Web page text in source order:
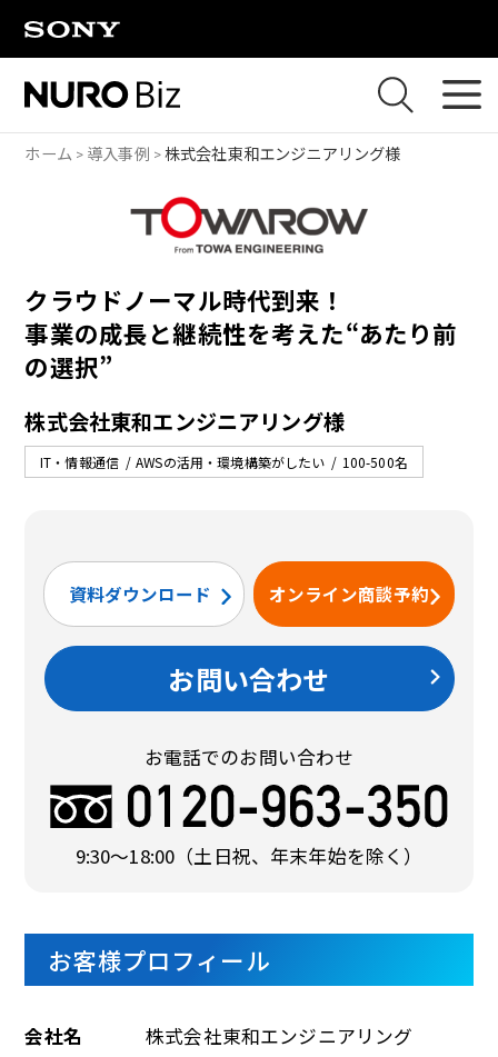
ホーム 導入事例 株式会社東和エンジニアリング様
クラウドノーマル時代到来！
事業の成長と継続性を考えた“あたり前
の選択”
株式会社東和エンジニアリング様
IT・情報通信 AWSの活用・環境構築がしたい 100-500名
資料ダウンロード オンライン商談予約
お問い合わせ
お電話でのお問い合わせ
9:30〜18:00 （土日祝、年末年始を除く）
お客様プロフィール
会社名 株式会社東和エンジニアリング